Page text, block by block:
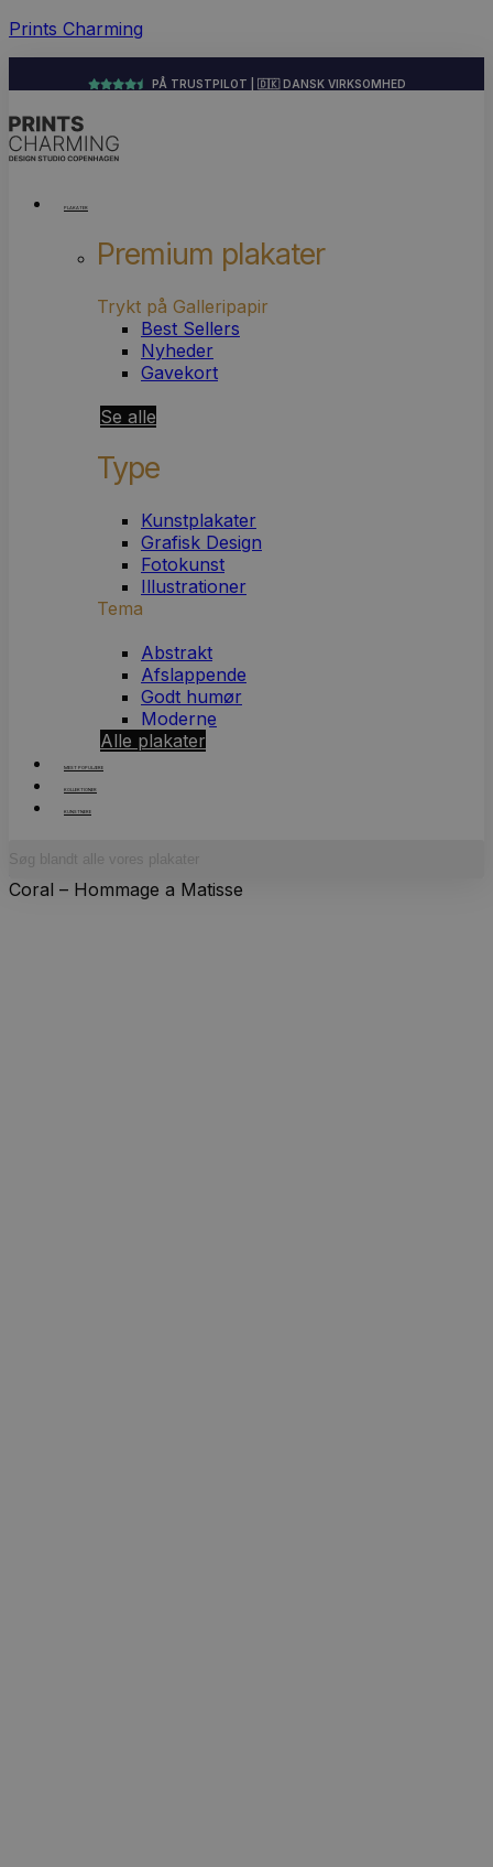
Prints Charming
PÅ TRUSTPILOT | 🇩🇰 DANSK VIRKSOMHED
Menu
PLAKATER
Premium plakater
Trykt på Galleripapir
Best Sellers
Nyheder
Gavekort
Se alle
Type
Kunstplakater
Grafisk Design
Fotokunst
Illustrationer
Tema
Abstrakt
Afslappende
Godt humør
Moderne
Alle plakater
MEST POPULÆRE
KOLLEKTIONER
KUNSTNERE
Forside/ Kunstplakater
Coral – Hommage a Matisse